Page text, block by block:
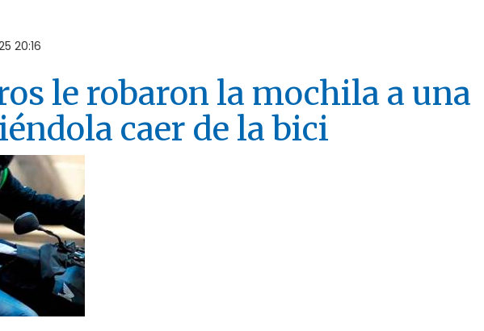
20:16
le robaron la mochila a una
caer de la bici